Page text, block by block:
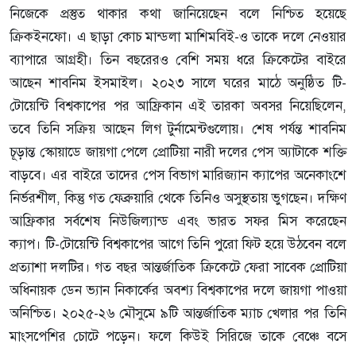
নিজেকে প্রস্তুত থাকার কথা জানিয়েছেন বলে নিশ্চিত হয়েছে
ক্রিকইনফো। এ ছাড়া কোচ মান্ডলা মাশিমবিই-ও তাকে দলে নেওয়ার
ব্যাপারে আগ্রহী। তিন বছরেরও বেশি সময় ধরে ক্রিকেটের বাইরে
আছেন শাবনিম ইসমাইল। ২০২৩ সালে ঘরের মাঠে অনুষ্ঠিত টি-
টোয়েন্টি বিশ্বকাপের পর আফ্রিকান এই তারকা অবসর নিয়েছিলেন,
তবে তিনি সক্রিয় আছেন লিগ টুর্নামেন্টগুলোয়। শেষ পর্যন্ত শাবনিম
চূড়ান্ত স্কোয়াডে জায়গা পেলে প্রোটিয়া নারী দলের পেস অ্যাটাকে শক্তি
বাড়বে। এর বাইরে তাদের পেস বিভাগ মারিজ্যান ক্যাপের অনেকাংশে
নির্ভরশীল, কিন্তু গত ফেব্রুয়ারি থেকে তিনিও অসুস্থতায় ভুগছেন। দক্ষিণ
আফ্রিকার সর্বশেষ নিউজিল্যান্ড এবং ভারত সফর মিস করেছেন
ক্যাপ। টি-টোয়েন্টি বিশ্বকাপের আগে তিনি পুরো ফিট হয়ে উঠবেন বলে
প্রত্যাশা দলটির। গত বছর আন্তর্জাতিক ক্রিকেটে ফেরা সাবেক প্রোটিয়া
অধিনায়ক ডেন ভ্যান নিকার্কের অবশ্য বিশ্বকাপের দলে জায়গা পাওয়া
অনিশ্চিত। ২০২৫-২৬ মৌসুমে ৯টি আন্তর্জাতিক ম্যাচ খেলার পর তিনি
মাংসপেশির চোটে পড়েন। ফলে কিউই সিরিজে তাকে বেঞ্চে বসে